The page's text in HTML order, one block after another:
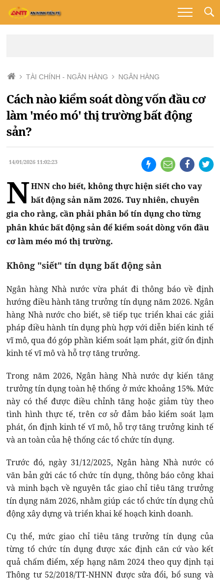
TÀI CHÍNH - NGÂN HÀNG NGÂN HÀNG
Cách nào kiểm soát dòng vốn đầu cơ
làm 'méo mó' thị trường bất động
sản?
14/01/2026 11:02:23
NHNN cho biết, không thực hiện siết cho vay
bất động sản năm 2026. Tuy nhiên, chuyên
gia cho rằng, cần phải phân bổ tín dụng cho từng
phân khúc bất động sản để kiểm soát dòng vốn đầu
cơ làm méo mó thị trường.
Không "siết" tín dụng bất động sản
Ngân hàng Nhà nước vừa phát đi thông báo về định
hướng điều hành tăng trưởng tín dụng năm 2026. Ngân
hàng Nhà nước cho biết, sẽ tiếp tục triển khai các giải
pháp điều hành tín dụng phù hợp với diễn biến kinh tế
vĩ mô, qua đó góp phần kiểm soát lạm phát, giữ ổn định
kinh tế vĩ mô và hỗ trợ tăng trưởng.
Trong năm 2026, Ngân hàng Nhà nước dự kiến tăng
trưởng tín dụng toàn hệ thống ở mức khoảng 15%. Mức
này có thể được điều chỉnh tăng hoặc giảm tùy theo
tình hình thực tế, trên cơ sở đảm bảo kiểm soát lạm
phát, ổn định kinh tế vĩ mô, hỗ trợ tăng trưởng kinh tế
và an toàn của hệ thống các tổ chức tín dụng.
Trước đó, ngày 31/12/2025, Ngân hàng Nhà nước có
văn bản gửi các tổ chức tín dụng, thông báo công khai
và minh bạch về nguyên tắc giao chỉ tiêu tăng trưởng
tín dụng năm 2026, nhằm giúp các tổ chức tín dụng chủ
động xây dựng và triển khai kế hoạch kinh doanh.
Cụ thể, mức giao chỉ tiêu tăng trưởng tín dụng của
từng tổ chức tín dụng được xác định căn cứ vào kết
quả chấm điểm, xếp hạng năm 2024 theo quy định tại
Thông tư 52/2018/TT-NHNN được sửa đổi, bổ sung và